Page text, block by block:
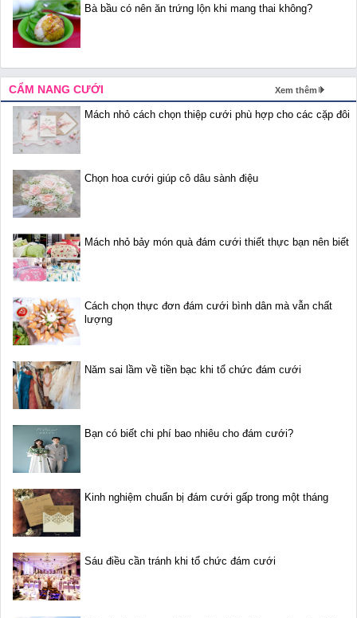
Bà bầu có nên ăn trứng lộn khi mang thai không?
CẨM NANG CƯỚI Xem thêm
Mách nhỏ cách chọn thiệp cưới phù hợp cho các cặp đôi
Chọn hoa cưới giúp cô dâu sành điệu
Mách nhỏ bảy món quà đám cưới thiết thực bạn nên biết
Cách chọn thực đơn đám cưới bình dân mà vẫn chất
lượng
Năm sai lầm về tiền bạc khi tổ chức đám cưới
Bạn có biết chi phí bao nhiêu cho đám cưới?
Kinh nghiệm chuẩn bị đám cưới gấp trong một tháng
Sáu điều cần tránh khi tổ chức đám cưới